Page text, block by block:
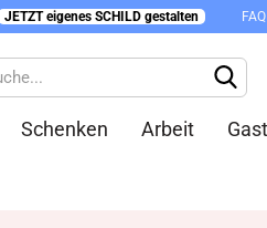
eigenes SCHILD gestalten FAQ
Schenken Arbeit